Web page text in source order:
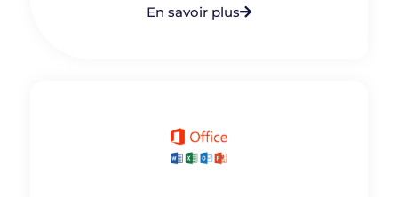
En savoir plus